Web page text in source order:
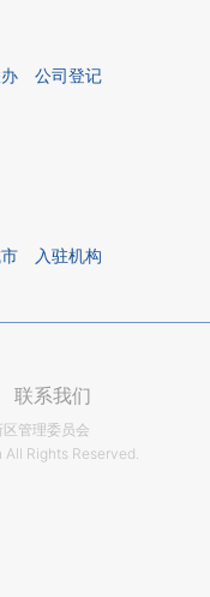
公司登记
入驻机构
联系我们
管理委员会
Rights Reserved.